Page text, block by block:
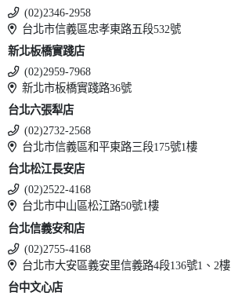
(02)2346-2958
台北市信義區忠孝東路五段532號
新北板橋實踐店
(02)2959-7968
新北市板橋實踐路36號
台北六張犁店
(02)2732-2568
台北市信義區和平東路三段175號1樓
台北松江長安店
(02)2522-4168
台北市中山區松江路50號1樓
台北信義安和店
(02)2755-4168
台北市大安區義安里信義路4段136號1、2樓
台中文心店